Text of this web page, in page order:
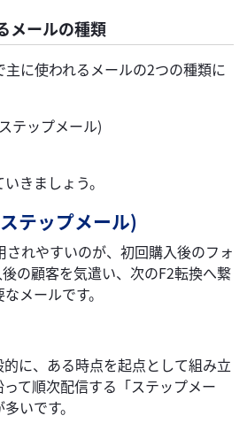
メールの種類
に使われるメールの2つの種類に
テップメール)
きましょう。
テップメール)
されやすいのが、初回購入後のフォ
の顧客を気遣い、次のF2転換へ繋
メールです。
に、ある時点を起点として組み立
て順次配信する「ステップメー
いです。